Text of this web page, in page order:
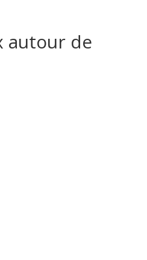
autour de